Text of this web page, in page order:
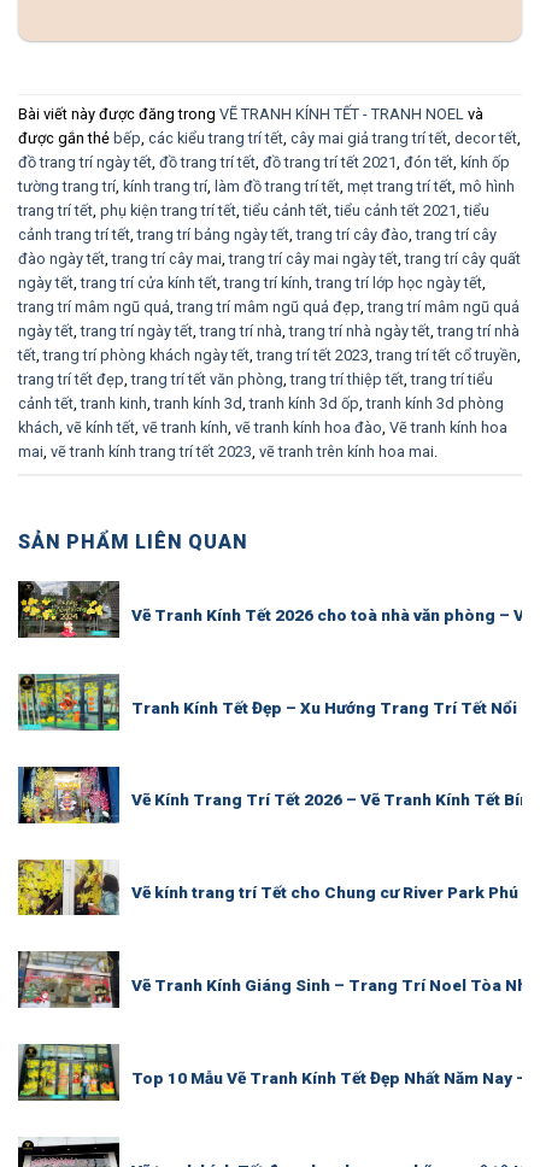
Bài viết này được đăng trong VẼ TRANH KÍNH TẾT - TRANH NOEL và
được gắn thẻ bếp, các kiểu trang trí tết, cây mai giả trang trí tết, decor tết,
đồ trang trí ngày tết, đồ trang trí tết, đồ trang trí tết 2021, đón tết, kính ốp
tường trang trí, kính trang trí, làm đồ trang trí tết, mẹt trang trí tết, mô hình
trang trí tết, phụ kiện trang trí tết,tiểu cảnh tết,tiểu cảnh tết 2021,tiểu
cảnh trang trí tết,trang trí bảng ngày tết,trang trí cây đào,trang trí cây
đào ngày tết,trang trí cây mai,trang trí cây mai ngày tết,trang trí cây quất
ngày tết,trang trí cửa kính tết,trang trí kính,trang trí lớp học ngày tết,
trang trí mâm ngũ quả,trang trí mâm ngũ quả đẹp,trang trí mâm ngũ quả
ngày tết,trang trí ngày tết,trang trí nhà,trang trí nhà ngày tết,trang trí nhà
tết,trang trí phòng khách ngày tết,trang trí tết 2023,trang trí tết cổ truyền,
trang trí tết đẹp,trang trí tết văn phòng,trang trí thiệp tết,trang trí tiểu
cảnh tết,tranh kinh,tranh kính 3d,tranh kính 3d ốp,tranh kính 3d phòng
khách, vẽ kính tết, vẽ tranh kính, vẽ tranh kính hoa đào, Vẽ tranh kính hoa
mai, vẽ tranh kính trang trí tết 2023, vẽ tranh trên kính hoa mai.
SẢN PHẨM LIÊN QUAN
Vẽ Tranh Kính Tết 2026 cho toà nhà văn phòng –
Tranh Kính Tết Đẹp – Xu Hướng Trang Trí Tết Nổi
Vẽ Kính Trang Trí Tết 2026 – Vẽ Tranh Kính Tết
Vẽ kính trang trí Tết cho Chung cư River Park Phú
Vẽ Tranh Kính Giáng Sinh – Trang Trí Noel Tòa Nhà
Top 10 Mẫu Vẽ Tranh Kính Tết Đẹp Nhất Năm Nay